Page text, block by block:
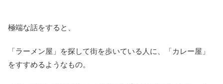
極端な話をすると、
「ラーメン屋」を探して街を歩いている人に、「カレー屋」
をすすめるようなもの。